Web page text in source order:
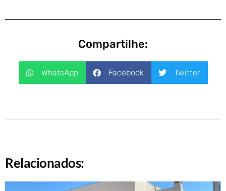
Compartilhe:
WhatsApp Facebook Twitter
Relacionados: